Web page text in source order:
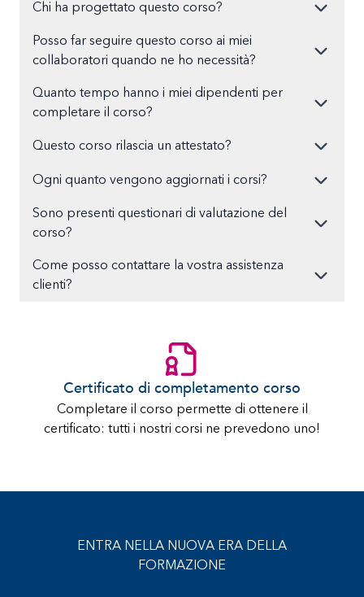
Chi ha progettato questo corso?
Posso far seguire questo corso ai miei
collaboratori quando ne ho necessità?
Quanto tempo hanno i miei dipendenti per
completare il corso?
Questo corso rilascia un attestato?
Ogni quanto vengono aggiornati i corsi?
Sono presenti questionari di valutazione del
corso?
Come posso contattare la vostra assistenza
clienti?
Certificato di completamento corso
Completare il corso permette di ottenere il
certificato: tutti i nostri corsi ne prevedono uno!
ENTRA NELLA NUOVA ERA DELLA
FORMAZIONE